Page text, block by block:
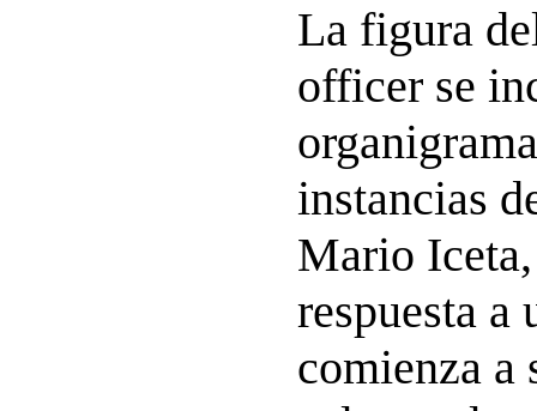
La figura
officer se
instancias
Mario
respuesta a
comienza a